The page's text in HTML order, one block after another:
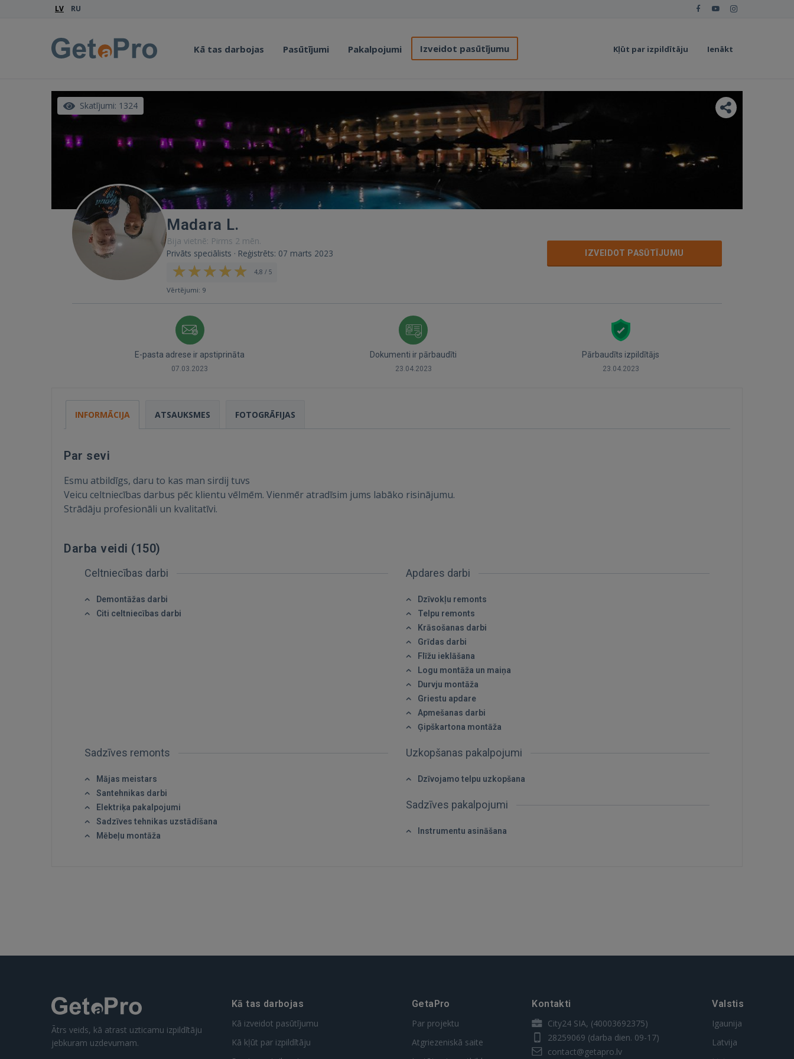
LV RU
Kā tas darbojas Pasūtījumi Pakalpojumi Izveidot pasūtījumu Kļūt par izpildītāju Ienākt
Ienākt
IENĀKT
Atcerēties?
FACEBOOK
GOOGLE
Skatījumi: 1324
Madara L.
Bija vietnē: Pirms 2 mēn.
Privāts speciālists · Reģistrēts: 07 marts 2023
4,8 / 5
Vērtējumi: 9
IZVEIDOT PASŪTĪJUMU
E-pasta adrese ir apstiprināta
07.03.2023
Dokumenti ir pārbaudīti
23.04.2023
Pārbaudīts izpildītājs
23.04.2023
INFORMĀCIJA ATSAUKSMES FOTOGRĀFIJAS
Par sevi
Esmu atbildīgs, daru to kas man sirdij tuvs
Veicu celtniecības darbus pēc klientu vēlmēm. Vienmēr atradīsim jums labāko risinājumu.
Strādāju profesionāli un kvalitatīvi.
Darba veidi (150)
Celtniecības darbi
Demontāžas darbi
Citi celtniecības darbi
Apdares darbi
Dzīvokļu remonts
Telpu remonts
Krāsošanas darbi
Grīdas darbi
Flīžu ieklāšana
Logu montāža un maiņa
Durvju montāža
Griestu apdare
Apmešanas darbi
Ģipškartona montāža
Sadzīves remonts
Mājas meistars
Santehnikas darbi
Elektriķa pakalpojumi
Sadzīves tehnikas uzstādīšana
Mēbeļu montāža
Uzkopšanas pakalpojumi
Dzīvojamo telpu uzkopšana
Sadzīves pakalpojumi
Instrumentu asināšana
Ātrs veids, kā atrast uzticamu izpildītāju
jebkuram uzdevumam.
Kā tas darbojas
Kā izveidot pasūtījumu
Kā kļūt par izpildītāju
GetaPro
Par projektu
Atgriezeniskā saite
Kontakti
City24 SIA, (40003692375)
28259069 (darba dien. 09-17)
contact@getapro.lv
Valstis
Igaunija
Latvija